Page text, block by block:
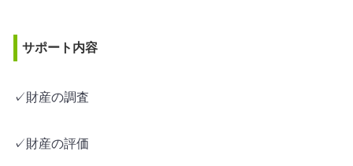
サポート内容
✓財産の調査
✓財産の評価